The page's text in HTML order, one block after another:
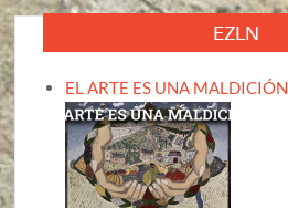
EZLN
EL ARTE ES UNA MALDICIÓN